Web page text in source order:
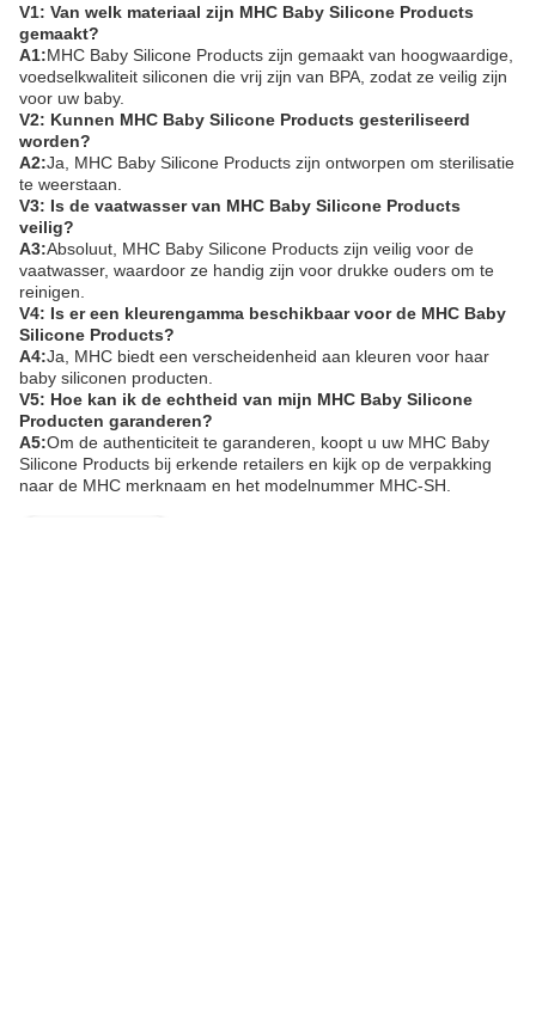
V1: Van welk materiaal zijn MHC Baby Silicone Products
gemaakt?
A1:MHC Baby Silicone Products zijn gemaakt van hoogwaardige,
voedselkwaliteit siliconen die vrij zijn van BPA, zodat ze veilig zijn
voor uw baby.
V2: Kunnen MHC Baby Silicone Products gesteriliseerd
worden?
A2:Ja, MHC Baby Silicone Products zijn ontworpen om sterilisatie
te weerstaan.
V3: Is de vaatwasser van MHC Baby Silicone Products
veilig?
A3:Absoluut, MHC Baby Silicone Products zijn veilig voor de
vaatwasser, waardoor ze handig zijn voor drukke ouders om te
reinigen.
V4: Is er een kleurengamma beschikbaar voor de MHC Baby
Silicone Products?
A4:Ja, MHC biedt een verscheidenheid aan kleuren voor haar
baby siliconen producten.
V5: Hoe kan ik de echtheid van mijn MHC Baby Silicone
Producten garanderen?
A5:Om de authenticiteit te garanderen, koopt u uw MHC Baby
Silicone Products bij erkende retailers en kijk op de verpakking
naar de MHC merknaam en het modelnummer MHC-SH.